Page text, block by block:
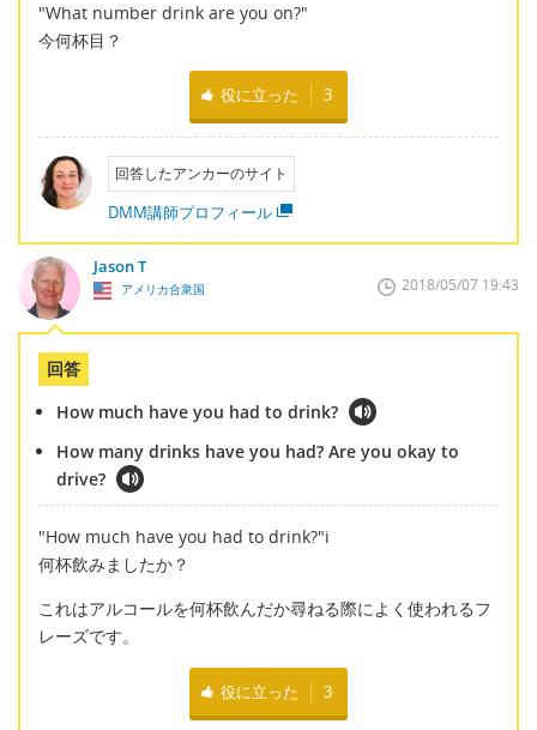
"What number drink are you on?"
今何杯目？
役に立った 3
回答したアンカーのサイト
DMM講師プロフィール
Jason T
アメリカ合衆国 2018/05/07 19:43
回答
How much have you had to drink?
How many drinks have you had? Are you okay to
drive?
"How much have you had to drink?"i
何杯飲みましたか？
これはアルコールを何杯飲んだか尋ねる際によく使われるフ
レーズです。
役に立った 3